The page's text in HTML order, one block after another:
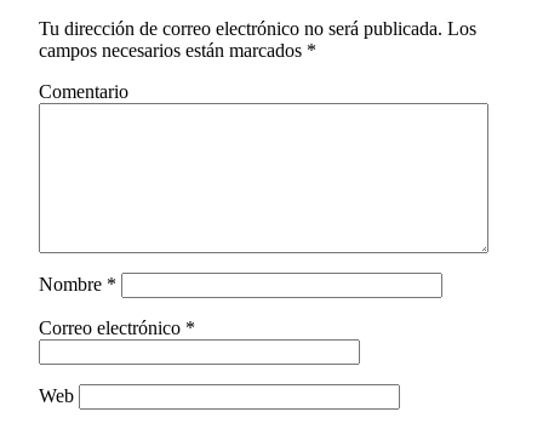
Tu dirección de correo electrónico no será publicada. Los
campos necesarios están marcados *
Comentario
Nombre *
Correo electrónico *
Web